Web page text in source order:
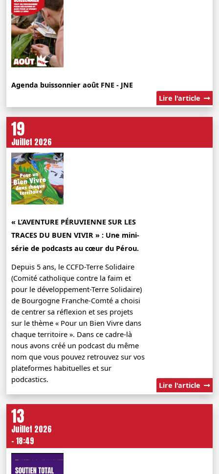
Agenda buissonnier août FNE - JNE
Lire l'article
19
Juillet 2026
« L’AVENTURE PÉRUVIENNE SUR LES
TRACES DU BUEN VIVIR » : Une mini-
série de podcasts au cœur du Pérou.
Depuis 5 ans, le CCFD-Terre Solidaire
(Comité catholique contre la faim et
pour le développement-Terre Solidaire)
de Bourgogne Franche-Comté a choisi
de centrer sa réflexion et ses projets
sur le thème « Pour un Bien Vivre dans
chaque territoire ». Dans ce cadre-là
nous avons créé un podcast du même
nom que vous pouvez retrouvez sur vos
plateformes habituelles et sur
podcastics.
Lire l'article
13
Juillet 2026
- 18:49